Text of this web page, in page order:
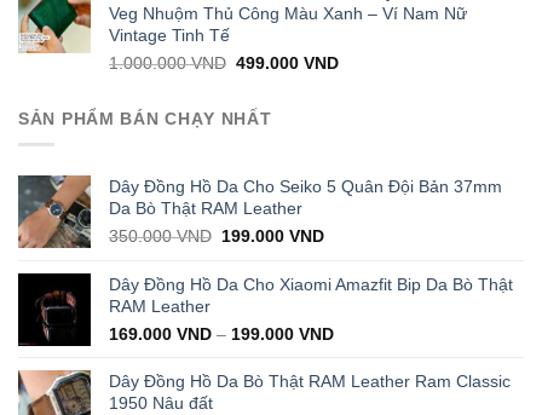
1.000.000 VND.399.000 VND.
Veg Nhuộm Thủ Công Màu Xanh – Ví Nam Nữ
Vintage Tinh Tế
1.000.000VND Original
was:
1.000.000 VND.
499.000VNDCurrent
SẢN PHẨM BÁN CHẠY NHẤT
Dây Đồng Hồ Da Cho Seiko 5 Quân Đội Bản 37mm
Da Bò Thật RAM Leather
350.000VND Original
was:
199.000VNDCurrent
is:
199.000 VND.
Dây Đồng Hồ Da Cho Xiaomi Amazfit Bip Da Bò Thật
RAM Leather
169.000 VND – 199.000 VND
Dây Đồng Hồ Da Bò Thật RAM Leather Ram Classic
1950 Nâu đất